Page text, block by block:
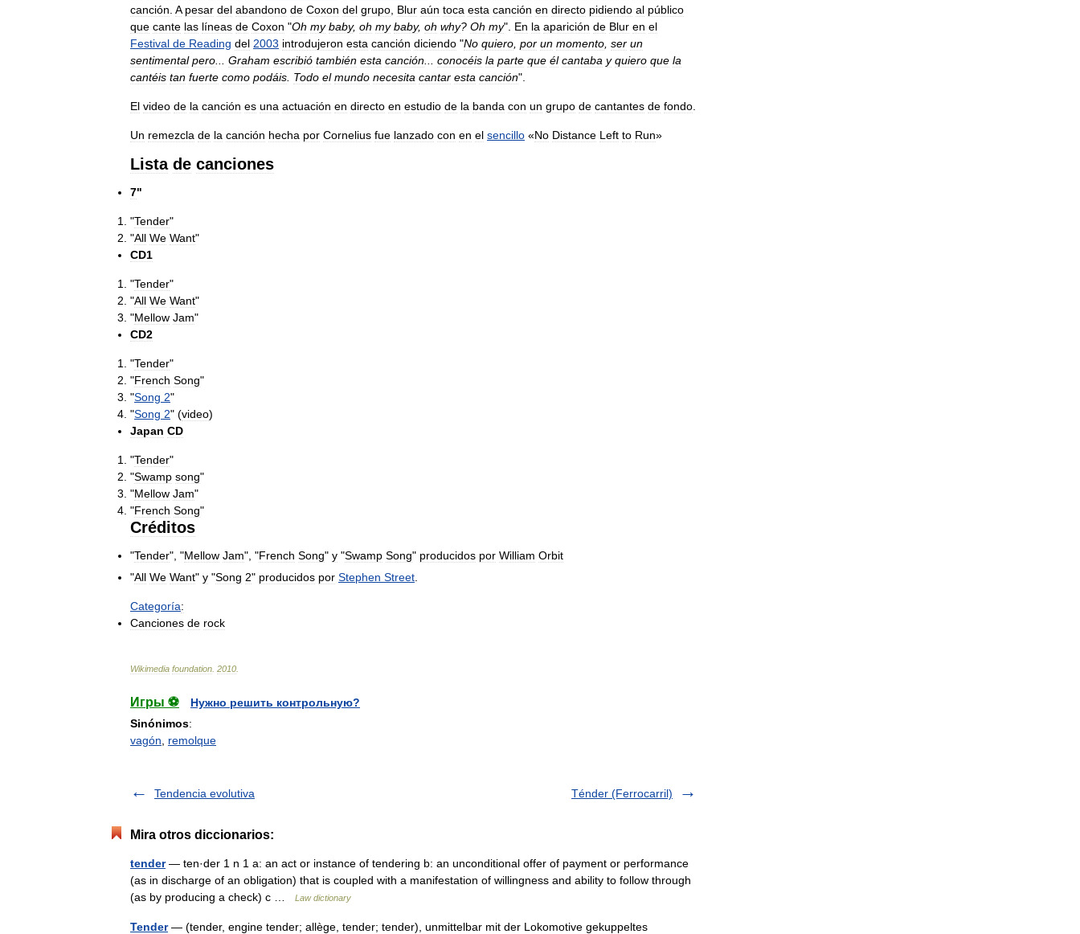
canción A pesar del abandono de Coxon del grupo Blur aún toca esta canción en directo pidiendo al público
que cante las líneas de Coxon "Oh my baby, oh my baby, oh why? Oh my". En la aparición de Blur en el
Festival de Reading del 2003 introdujeron esta canción diciendo "No quiero por un momento ser un
sentimental pero Graham escribió también esta canción conocéis la parte que él cantaba y quiero que la
cantéis tan fuerte como podáis Todo el mundo necesita cantar esta canción".
El video de la canción es una actuación en directo en estudio de la banda con un grupo de cantantes de fondo
Un remezcla de la canción hecha por Cornelius fue lanzado con en el sencillo «No Distance Left to Run»
Lista de canciones
7"
"Tender"
"All We Want"
CD1
"Tender"
"All We Want"
"Mellow Jam"
CD2
"Tender"
"French Song"
"Song 2"
"Song 2" (video)
Japan CD
"Tender"
"Swamp song"
"Mellow Jam"
"French Song"
Créditos
"Tender", "Mellow Jam", "French Song" y "Swamp Song" producidos por William Orbit
"All We Want" y "Song 2" producidos por Stephen Street
Categoría:
Canciones de rock
Wikimedia foundation 2010
Игры ⚽
Нужно решить контрольную?
Sinónimos:
vagón
remolque
Tendencia evolutiva Ténder (Ferrocarril)
Mira otros diccionarios:
tender— ten·der 1 n 1 a: an act or instance of tendering b: an unconditional offer of payment or performance
(as in discharge of an obligation) that is coupled with a manifestation of willingness and ability to follow through
(as by producing a check) c …
Law dictionary
Tender— (tender, engine tender; allège, tender; tender), unmittelbar mit der Lokomotive gekuppeltes